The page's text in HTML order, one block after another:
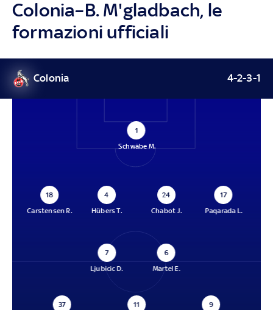
Colonia–B. M'gladbach, le
formazioni ufficiali
Colonia 4-2-3-1
1
Schwäbe M.
18
Carstensen R.
4
Hübers T.
24
Chabot J.
17
Paqarada L.
7
Ljubicic D.
6
Martel E.
37
11
9